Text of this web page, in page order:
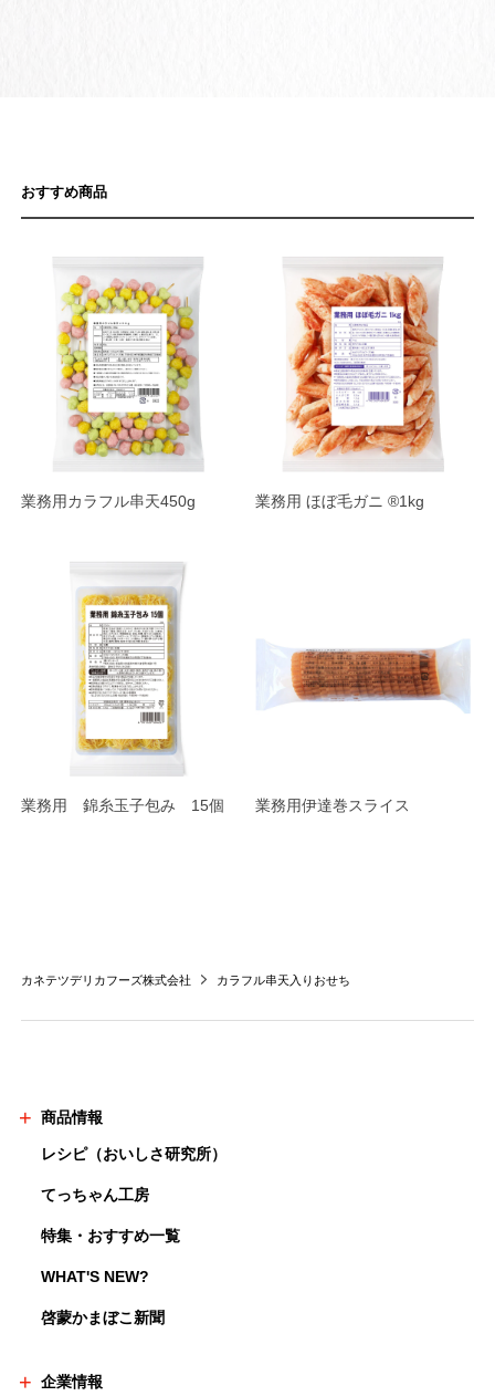
おすすめ商品
業務用カラフル串天450g 業務用 ほぼ毛ガニ ®1kg
業務用 錦糸玉子包み 15個 業務用伊達巻スライス
カネテツデリカフーズ株式会社 カラフル串天入りおせち
商品情報
レシピ（おいしさ研究所）
てっちゃん工房
特集・おすすめ一覧
WHAT'S NEW?
啓蒙かまぼこ新聞
企業情報